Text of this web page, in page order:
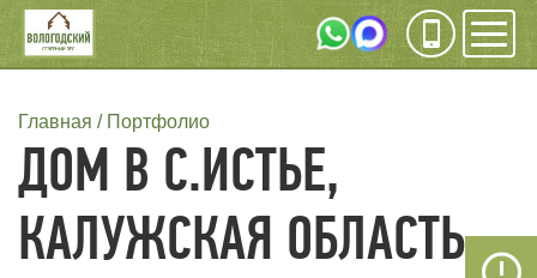
Инфо
СТРОКА
НАВИГАЦИИ
Главная Портфолио
ДОМ В С.ИСТЬЕ,
КАЛУЖСКАЯ ОБЛАСТЬ